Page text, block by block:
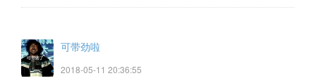
可带劲啦
2018-05-11 20:36:55